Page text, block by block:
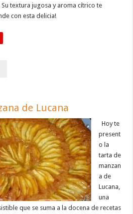
textura jugosa y aroma cítrico te
con esta delicia!
de Lucana
Hoy te
present
o la
tarta de
manzan
a de
Lucana,
una
que se suma a la docena de recetas